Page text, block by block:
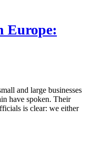
Europe:
and large businesses
have spoken. Their
is clear: we either